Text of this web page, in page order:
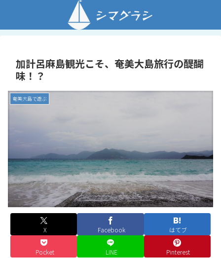
加計呂麻島観光こそ、奄美大島旅行の醍醐
味！？
奄美大島で遊ぶ
X Facebook はてブ
Pocket LINE Pinterest